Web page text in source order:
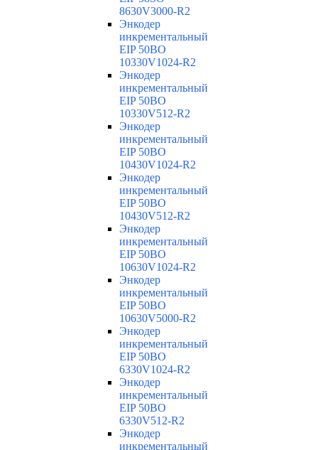
8630V3000-R2
Энкодер
инкрементальный
EIP 50BO
10330V1024-R2
Энкодер
инкрементальный
EIP 50BO
10330V512-R2
Энкодер
инкрементальный
EIP 50BO
10430V1024-R2
Энкодер
инкрементальный
EIP 50BO
10430V512-R2
Энкодер
инкрементальный
EIP 50BO
10630V1024-R2
Энкодер
инкрементальный
EIP 50BO
10630V5000-R2
Энкодер
инкрементальный
EIP 50BO
6330V1024-R2
Энкодер
инкрементальный
EIP 50BO
6330V512-R2
Энкодер
инкрементальный